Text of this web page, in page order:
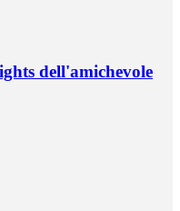
dell'amichevole